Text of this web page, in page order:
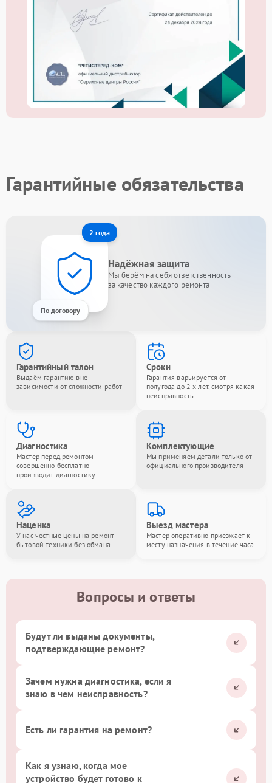
Гарантийные обязательства
2 года
По договору
Надёжная защита
Мы берём на себя ответственность
за качество каждого ремонта
Гарантийный талон
Выдаём гарантию вне
зависимости от сложности работ
Сроки
Гарантия варьируется от
полугода до 2-х лет, смотря какая
неисправность
Диагностика
Мастер перед ремонтом
совершенно бесплатно
производит диагностику
Комплектующие
Мы применяем детали только от
официального производителя
Наценка
У нас честные цены на ремонт
бытовой техники без обмана
Выезд мастера
Мастер оперативно приезжает к
месту назначения в течение часа
Вопросы и ответы
Будут ли выданы документы,
подтверждающие ремонт?
Зачем нужна диагностика, если я
знаю в чем неисправность?
Есть ли гарантия на ремонт?
Как я узнаю, когда мое
устройство будет готово к